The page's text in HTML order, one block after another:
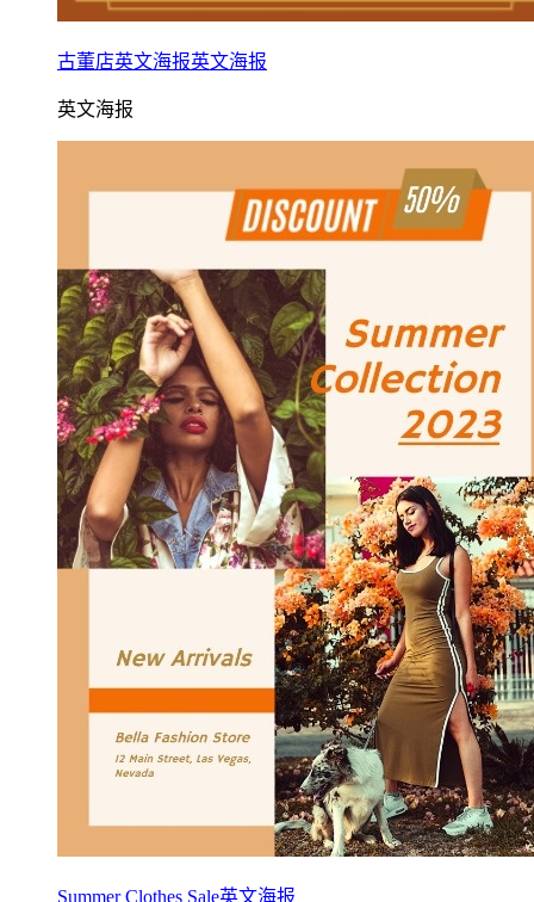
古董店英文海报英文海报
英文海报
Summer Clothes Sale英文海报